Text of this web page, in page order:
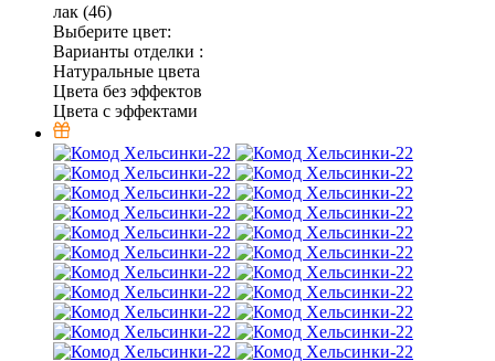
лак (46)
Выберите цвет:
Варианты отделки :
Натуральные цвета
Цвета без эффектов
Цвета с эффектами